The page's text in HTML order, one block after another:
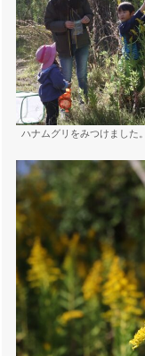
ハナムグリをみつけました。